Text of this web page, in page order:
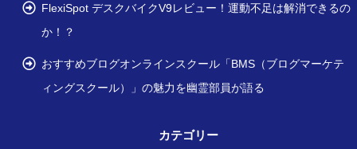
FlexiSpot デスクバイクV9レビュー！運動不足は解消できるの
か！？
おすすめブログオンラインスクール「BMS（ブログマーケテ
ィングスクール）」の魅力を幽霊部員が語る
カテゴリー